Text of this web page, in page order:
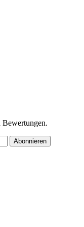
Bewertungen.
Abonnieren